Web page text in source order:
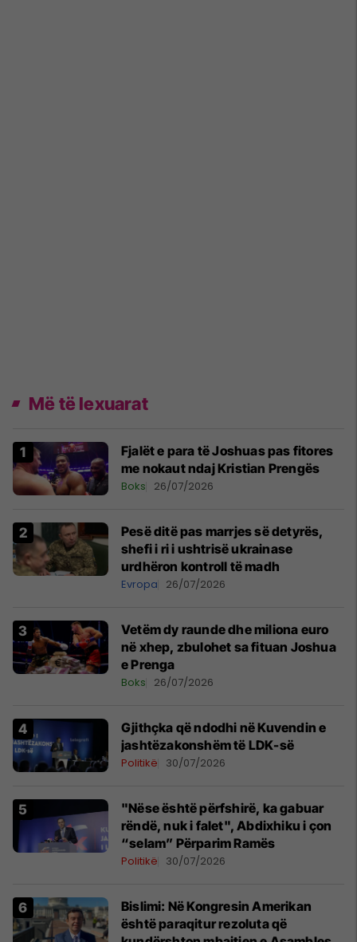
Më të lexuarat
Fjalët e para të Joshuas pas fitores
me nokaut ndaj Kristian Prengës
Boks 26/07/2026
Pesë ditë pas marrjes së detyrës,
shefi i ri i ushtrisë ukrainase
urdhëron kontroll të madh
Evropa 26/07/2026
Vetëm dy raunde dhe miliona euro
në xhep, zbulohet sa fituan Joshua
e Prenga
Boks 26/07/2026
Gjithçka që ndodhi në Kuvendin e
jashtëzakonshëm të LDK-së
Politikë 30/07/2026
"Nëse është përfshirë, ka gabuar
rëndë, nuk i falet", Abdixhiku i çon
“selam” Përparim Ramës
Politikë 30/07/2026
Bislimi: Në Kongresin Amerikan
është paraqitur rezoluta që